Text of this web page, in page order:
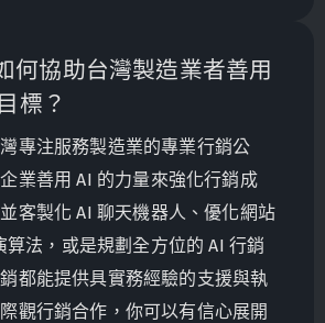
何協助台灣製造業者善用
標？
專注服務製造業的專業行銷公
業善用 AI 的力量來強化行銷成
客製化 AI 聊天機器人、優化網站
算法，或是規劃全方位的 AI 行銷
都能提供具實務經驗的支援與執
觀行銷合作，你可以有信心展開